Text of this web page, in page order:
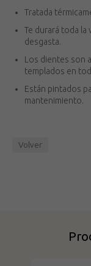
Tratada
Te durará toda la
desgasta.
Los dientes son
templados en
Están pintados
mantenimiento.
Volver